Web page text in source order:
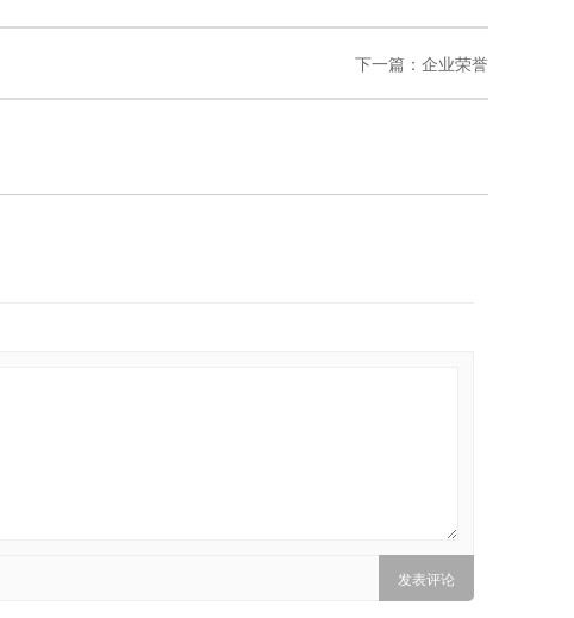
下一篇： 企业荣誉